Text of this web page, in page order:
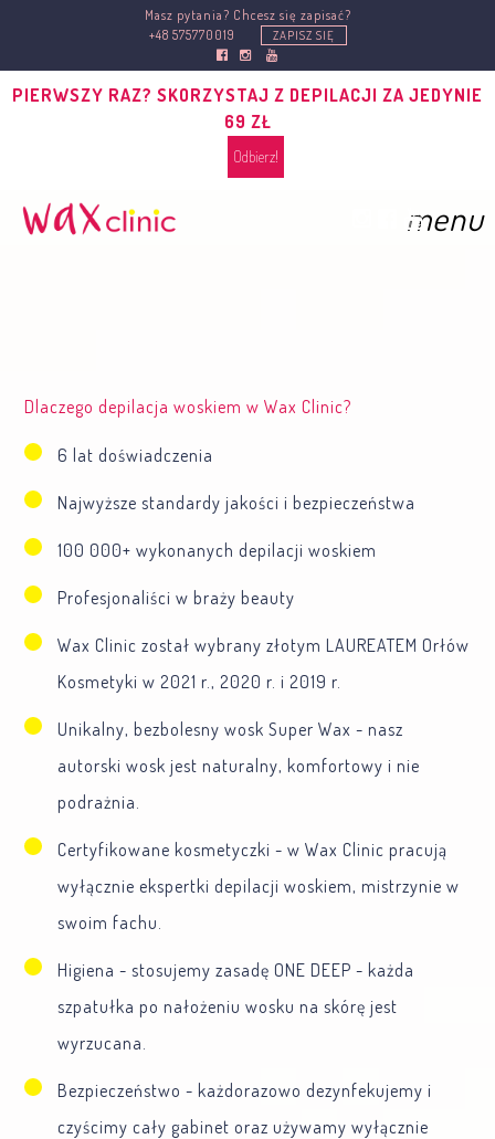
Masz pytania? Chcesz się zapisać?
+48 575770019
ZAPISZ SIĘ
PIERWSZY RAZ? SKORZYSTAJ Z DEPILACJI ZA JEDYNIE
69 ZŁ
Odbierz!
menu
Dlaczego depilacja woskiem w Wax Clinic?
6 lat doświadczenia
Najwyższe standardy jakości i bezpieczeństwa
100 000+ wykonanych depilacji woskiem
Profesjonaliści w braży beauty
Wax Clinic został wybrany złotym LAUREATEM Orłów
Kosmetyki w 2021 r., 2020 r. i 2019 r.
Unikalny, bezbolesny wosk Super Wax - nasz
autorski wosk jest naturalny, komfortowy i nie
podrażnia.
Certyfikowane kosmetyczki - w Wax Clinic pracują
wyłącznie ekspertki depilacji woskiem, mistrzynie w
swoim fachu.
Higiena - stosujemy zasadę ONE DEEP - każda
szpatułka po nałożeniu wosku na skórę jest
wyrzucana.
Bezpieczeństwo - każdorazowo dezynfekujemy i
czyścimy cały gabinet oraz używamy wyłącznie